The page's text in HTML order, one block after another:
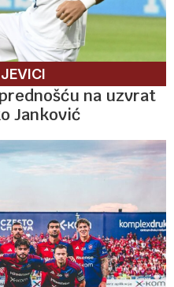
na uzvrat
Janković